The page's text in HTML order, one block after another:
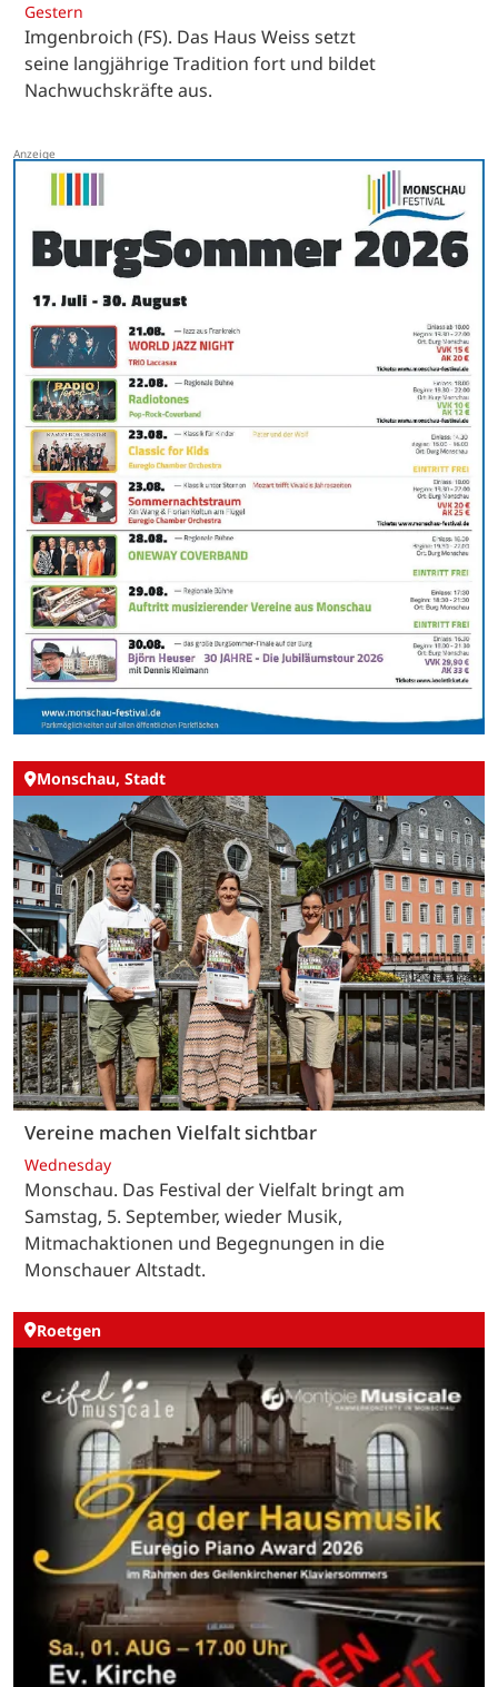
Gestern
Imgenbroich (FS). Das Haus Weiss setzt
seine langjährige Tradition fort und bildet
Nachwuchskräfte aus.
Monschau, Stadt
Vereine machen Vielfalt sichtbar
Wednesday
Monschau. Das Festival der Vielfalt bringt am
Samstag, 5. September, wieder Musik,
Mitmachaktionen und Begegnungen in die
Monschauer Altstadt.
Roetgen